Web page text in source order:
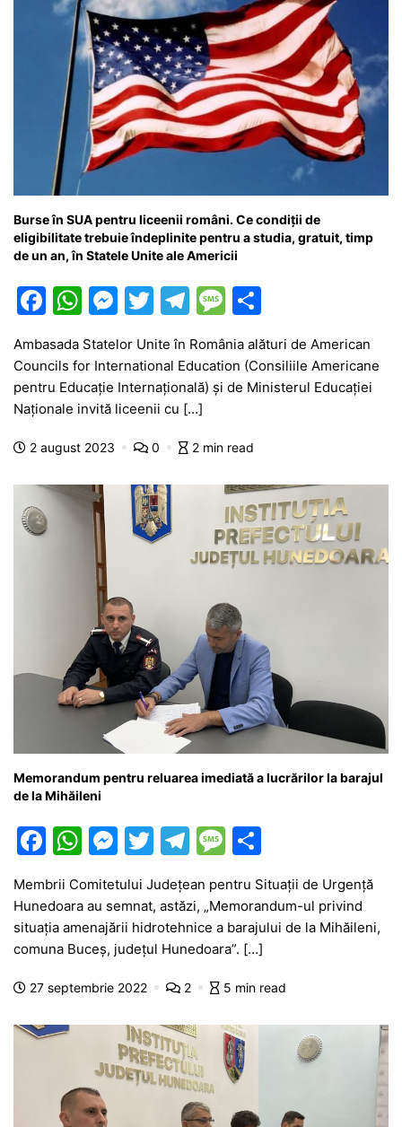
Burse în SUA pentru liceenii români. Ce condiții de
eligibilitate trebuie îndeplinite pentru a studia, gratuit, timp
de un an, în Statele Unite ale Americii
F
c
e
b
o
k
W
at
s
A
p
M
s
s
e
n
er
T
itt
er
T
e
gr
a
m
M
s
s
g
ta
je
Ambasada Statelor Unite în România alături de American
Councils for International Education (Consiliile Americane
pentru Educație Internațională) și de Ministerul Educației
Naționale invită liceenii cu […]
2 august 2023 0 2 min read
Memorandum pentru reluarea imediată a lucrărilor la barajul
de la Mihăileni
F
c
e
b
o
k
W
at
s
A
p
M
s
s
e
n
er
T
itt
er
T
e
gr
a
m
M
s
s
a
g
ta
je
a
z
Membrii Comitetului Județean pentru Situații de Urgență
Hunedoara au semnat, astăzi, „Memorandum-ul privind
situația amenajării hidrotehnice a barajului de la Mihăileni,
comuna Buceș, județul Hunedoara”. […]
27 septembrie 2022 2 5 min read